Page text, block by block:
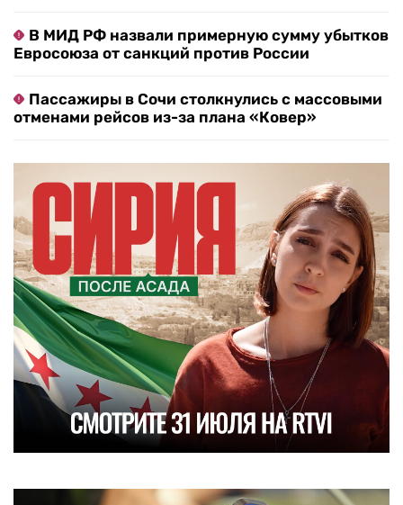
В МИД РФ назвали примерную сумму убытков
Евросоюза от санкций против России
Пассажиры в Сочи столкнулись с массовыми
отменами рейсов из-за плана «Ковер»